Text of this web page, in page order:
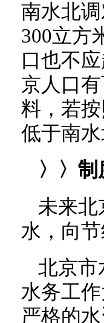
南水北
300立方
口也不
京人口
料，若
低于南水
〉〉制
未来北
水，向节
北京市
水务工
严格的